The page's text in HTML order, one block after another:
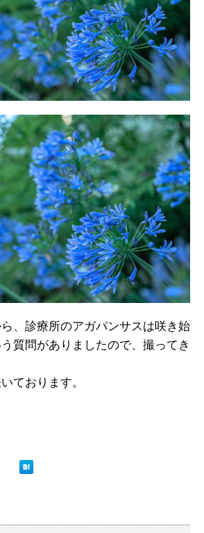
、診療所のアガパンサスは咲き始
質問がありましたので、撮ってき
ております。